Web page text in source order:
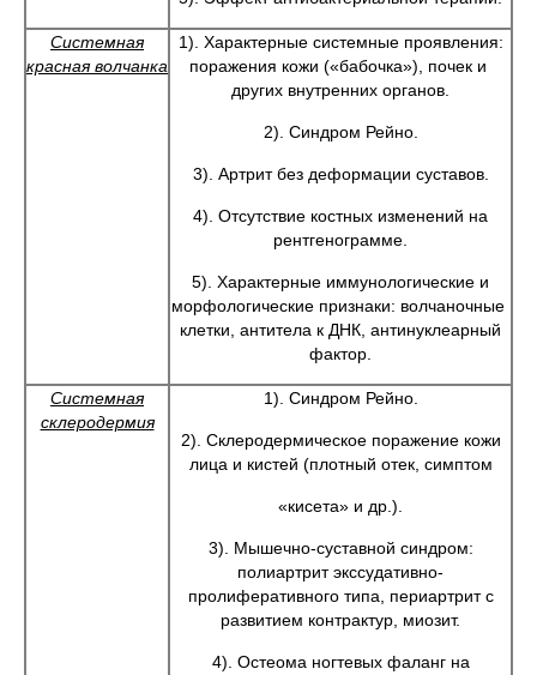
Системная
красная волчанка
1). Характерные системные проявления:
поражения кожи («бабочка»), почек и
других внутренних органов.
2). Синдром Рейно.
3). Артрит без деформации суставов.
4). Отсутствие костных изменений на
рентгенограмме.
5). Характерные иммунологические и
морфологические признаки: волчаночные
клетки, антитела к ДНК, антинуклеарный
фактор.
Системная
склеродермия
1). Синдром Рейно.
2). Склеродермическое поражение кожи
лица и кистей (плотный отек, симптом
«кисета» и др.).
3). Мышечно-суставной синдром:
полиартрит экссудативно-
пролиферативного типа, периартрит с
развитием контрактур, миозит.
4). Остеома ногтевых фаланг на